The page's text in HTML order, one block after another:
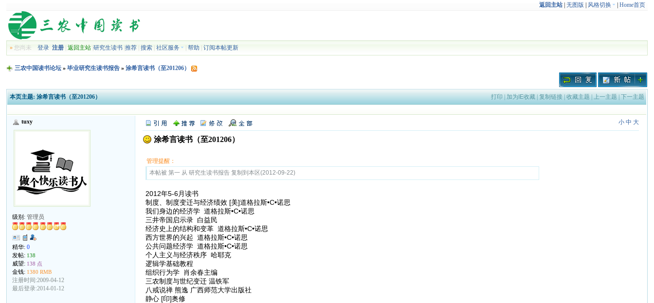
返回主站| 无图版 风格切换 Home首页
» 您尚未登录 注册 |返回主站 |研究生读书 |推荐 |搜索 |社区服务 |帮助 |订阅本帖更新
三农中国读书论坛 »毕业研究生读书报告 »涂希言读书（至201206）
本页主题: 涂希言读书（至201206） 打印 | 加为IE收藏| 复制链接| 收藏主题 | 上一主题 | 下一主题
tuxy
级别:管理员
精华:0
发帖: 138
威望: 138 点
金钱: 1380 RMB
注册时间:2009-04-12
最后登录:2014-01-12
小 中 大
涂希言读书（至201206）
管理提醒：
本帖被 第一 从 研究生读书报告 复制到本区(2012-09-22)
2012年5-6月读书
制度、制度变迁与经济绩效 [美]道格拉斯•C•诺思
我们身边的经济学 道格拉斯•C•诺思
三井帝国启示录 白益民
经济史上的结构和变革 道格拉斯•C•诺思
西方世界的兴起 道格拉斯•C•诺思
公共问题经济学 道格拉斯•C•诺思
个人主义与经济秩序 哈耶克
逻辑学基础教程
组织行为学 肖余春主编
三农制度与世纪变迁 温铁军
八戒说禅 熊逸 广西师范大学出版社
静心 [印]奥修